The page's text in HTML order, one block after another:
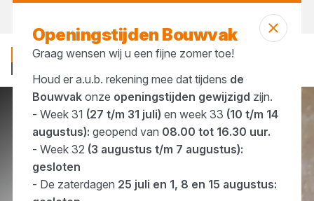
... Beugels & klemmen
Openingstijden Bouwvak
Graag wensen wij u een fijne zomer toe!
Houd er a.u.b. rekening mee dat tijdens de
Bouwvakonze openingstijden gewijzigd zijn.
- Week 31 (27 t/m 31 juli) en week 33 (10 t/m 14
augustus): geopend van 08.00 tot 16.30 uur.
- Week 32 (3 augustus t/m 7 augustus):
gesloten
- De zaterdagen 25 juli en 1, 8 en 15 augustus: